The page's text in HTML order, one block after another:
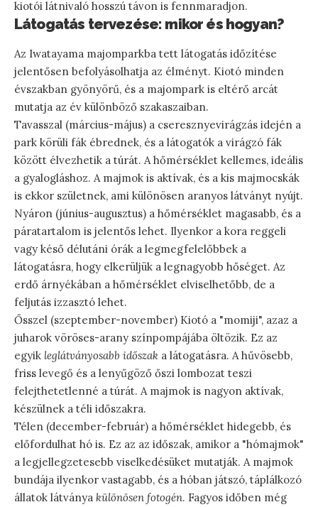
kiotói látnivaló hosszú távon is fennmaradjon.
Látogatás tervezése: mikor és hogyan?
Az Iwatayama majomparkba tett látogatás időzítése
jelentősen befolyásolhatja az élményt. Kiotó minden
évszakban gyönyörű, és a majompark is eltérő arcát
mutatja az év különböző szakaszaiban.
Tavasszal (március-május) a cseresznyevirágzás idején a
park körüli fák ébrednek, és a látogatók a virágzó fák
között élvezhetik a túrát. A hőmérséklet kellemes, ideális
a gyalogláshoz. A majmok is aktívak, és a kis majmocskák
is ekkor születnek, ami különösen aranyos látványt nyújt.
Nyáron (június-augusztus) a hőmérséklet magasabb, és a
páratartalom is jelentős lehet. Ilyenkor a kora reggeli
vagy késő délutáni órák a legmegfelelőbbek a
látogatásra, hogy elkerüljük a legnagyobb hőséget. Az
erdő árnyékában a hőmérséklet elviselhetőbb, de a
feljutás izzasztó lehet.
Ősszel (szeptember-november) Kiotó a "momiji", azaz a
juharok vöröses-arany színpompájába öltözik. Ez az
egyik leglátványosabb időszak a látogatásra. A hűvösebb,
friss levegő és a lenyűgöző őszi lombozat teszi
felejthetetlenné a túrát. A majmok is nagyon aktívak,
készülnek a téli időszakra.
Télen (december-február) a hőmérséklet hidegebb, és
előfordulhat hó is. Ez az az időszak, amikor a "hómajmok"
a legjellegzetesebb viselkedésüket mutatják. A majmok
bundája ilyenkor vastagabb, és a hóban játszó, táplálkozó
állatok látványa különösen fotogén. Fagyos időben még